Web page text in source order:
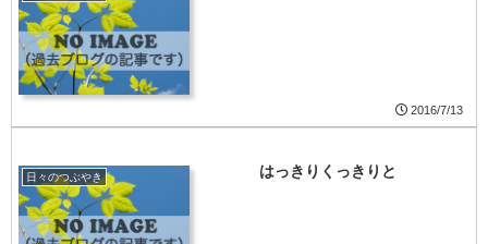
2016/7/13
日々のつぶやき はっきりくっきりと